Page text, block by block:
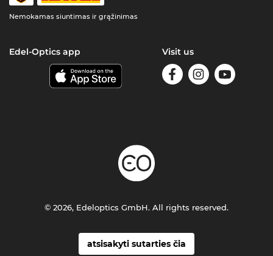
Nemokamas siuntimas ir grąžinimas
Edel-Optics app Visit us
atsisakyti sutarties čia
© 2026, Edeloptics GmbH. All rights reserved.